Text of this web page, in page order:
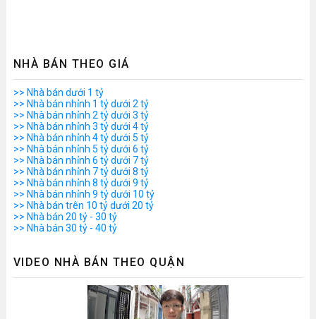
NHÀ BÁN THEO GIÁ
>> Nhà bán dưới 1 tỷ
>> Nhà bán nhỉnh 1 tỷ dưới 2 tỷ
>> Nhà bán nhỉnh 2 tỷ dưới 3 tỷ
>> Nhà bán nhỉnh 3 tỷ dưới 4 tỷ
>> Nhà bán nhỉnh 4 tỷ dưới 5 tỷ
>> Nhà bán nhỉnh 5 tỷ dưới 6 tỷ
>> Nhà bán nhỉnh 6 tỷ dưới 7 tỷ
>> Nhà bán nhỉnh 7 tỷ dưới 8 tỷ
>> Nhà bán nhỉnh 8 tỷ dưới 9 tỷ
>> Nhà bán nhỉnh 9 tỷ dưới 10 tỷ
>> Nhà bán trên 10 tỷ dưới 20 tỷ
>> Nhà bán 20 tỷ - 30 tỷ
>> Nhà bán 30 tỷ - 40 tỷ
VIDEO NHÀ BÁN THEO QUẬN